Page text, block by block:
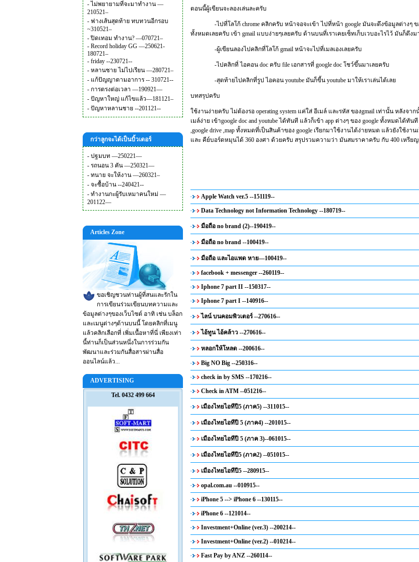
- ไม่พยายามที่จะมาทำงาน —
210521–
- ฟางเส้นสุดท้าย ทบทวนอีกรอบ
~310521–
-ปิดเทอม ทำงาน? —070721–
- Record holiday GG —250621-
180721–
- friday --230721--
- หลานชาย ไม่ไปเรียน —280721–
- แก้ปัญญาตามอาการ -- 310721--
- การตรงต่อเวลา —190921—
- ปัญหาใหญ่ แก้ไขแล้ว—181121–
- ปัญหาหลานชาย --201121--
กว่าลูกจะได้เป็นบิ้วเดอร์
- ปฐมบท —250221—
- รถนอน 3 คัน —250321—
- ทนาย จะให้งาน —260321–
- จะซื้อบ้าน --240421--
- ทำงานกะผู้รับเหมาคนใหม่ —
201122—
Articles Zone
ขอเชิญชวนท่านผู้ที่สนและรักใน
การเขียนร่วมเขียนบทความและ
ข้อมูลต่างๆของเว็บไซต์ อาทิ เช่น บล็อก
และเมนูต่างๆด้านบนนี้ โดยคลิกที่เมนู
แล้วคลิกเลือกที่ เพิ่มเนื้อหาที่นี่ เพียงเท่า
นี้ท่านก็เป็นส่วนหนึ่งในการร่วมกัน
พัฒนาและร่วมกันสื่อสารผ่านสื่อ
ออนไลน์แล้ว...
ADVERTISING
Tel. 0432 499 664
ตอนนี้ผู้เขียนจะลองเล่นละครับ
-ไปที่โลโก้ chrome คลิกครับ หน้าจอจะเข้า ไปที่หน้า google มันจะดึงข้อมูลต่างๆ ขอ
ทั้งหมดเลยครับ เข้า gmail แบบง่ายๆเลยครับ ด้านบนที่เราเคยเซ็ทเก็บเวบอะไรไว้ มันก็ดึง
-ผู้เขียนลองไปคลิกที่โลโก้ gmail หน้าจะไปที่เมลเองเลยครับ
-ไปคลิกที่ ไอคอน doc ครับ file เอกสารที่ google doc โชว์ขึ้นมาเลยครับ
-สุดท้ายไปคลิกที่รูป ไอคอน youtube มันก็ขี้น youtube มาให้เราเล่นได้เลย
บทสรุปครับ
ใช้งานง่ายครับ ไม่ต้องรอ operating system แค่ใส่ อีเมล์ และรหัส ของgmail เท่านั้น หลังจาก
เมล์ง่าย เข้าgoogle doc and youtube ได้ทันที แล้วก็เข้า app ต่างๆ ของ google ทั้งหมดได้ทัน
,google drive ,map ทั้งหมดที่เป็นสินค้าของ google เรียกมาใช้งานได้ง่ายหมด แล้วยังใช้งา
และ คีย์บอร์ดหมุนได้ 360 องศา ด้วยครับ สรุปรวมความว่า มันสมราคาครับ กับ 400 เหรีย
Apple Watch ver.5 --151119--
Data Technology not Information Technology --180719--
มือถือ no brand (2)--190419--
มือถือ no brand --100419--
มือถือ และไอแพด หาย—100419--
facebook + messenger --260119--
Iphone 7 part II --150317--
Iphone 7 part I --140916--
ไลน์ บนคอมพิวเตอร์ --270616--
ไอ้ทูน ไอ้คล้าว --270616--
หลอกให้โหลด --200616--
Big NO Big --250316--
check in by SMS --170216--
Check in ATM --051216--
เมืองไทยไอทีปี5 (ภาค5) --311015--
เมืองไทยไอทีปี 5 (ภาค4) --201015--
เมืองไทยไอทีปี 5 (ภาค 3)--061015--
เมืองไทยไอทีปี5 (ภาค2) --051015--
เมืองไทยไอทีปี5 --280915--
opal.com.au --010915--
iPhone 5 --> iPhone 6 --130115--
iPhone 6 --121014--
Investment+Online (ver.3) --200214--
Investment+Online (ver.2) --010214--
Fast Pay by ANZ --260114--